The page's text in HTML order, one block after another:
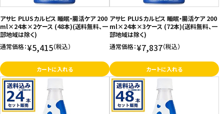
アサヒ PLUSカルピス 睡眠・腸活ケア 200
ml×24本×2ケース (48本)(送料無料、一
部地域は除く)
通常価格：¥5,415（税込）
カートに入れる
アサヒ PLUSカルピス 睡眠・腸活ケア 200
ml×24本×3ケース (72本)(送料無料、一
部地域は除く)
通常価格：¥7,837（税込）
カートに入れる